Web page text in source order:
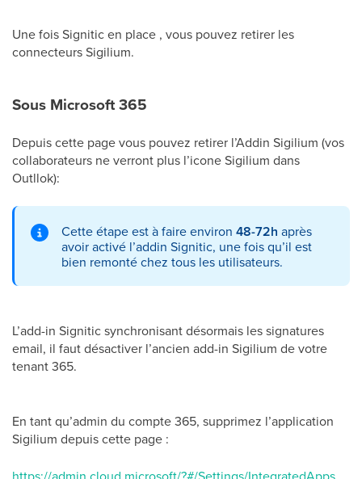
Une fois Signitic en place , vous pouvez retirer les
connecteurs Sigilium.
Sous Microsoft 365
Depuis cette page vous pouvez retirer l’Addin Sigilium (vos
collaborateurs ne verront plus l’icone Sigilium dans
Outllok):
Cette étape est à faire environ 48-72h après
avoir activé l’addin Signitic, une fois qu’il est
bien remonté chez tous les utilisateurs.
L’add-in Signitic synchronisant désormais les signatures
email, il faut désactiver l’ancien add-in Sigilium de votre
tenant 365.
En tant qu’admin du compte 365, supprimez l’application
Sigilium depuis cette page :